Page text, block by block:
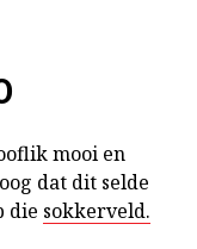
mooi en
dat dit selde
die sokkerveld.